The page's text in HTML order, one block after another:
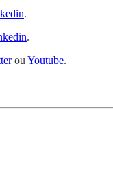
.
.
ou Youtube.